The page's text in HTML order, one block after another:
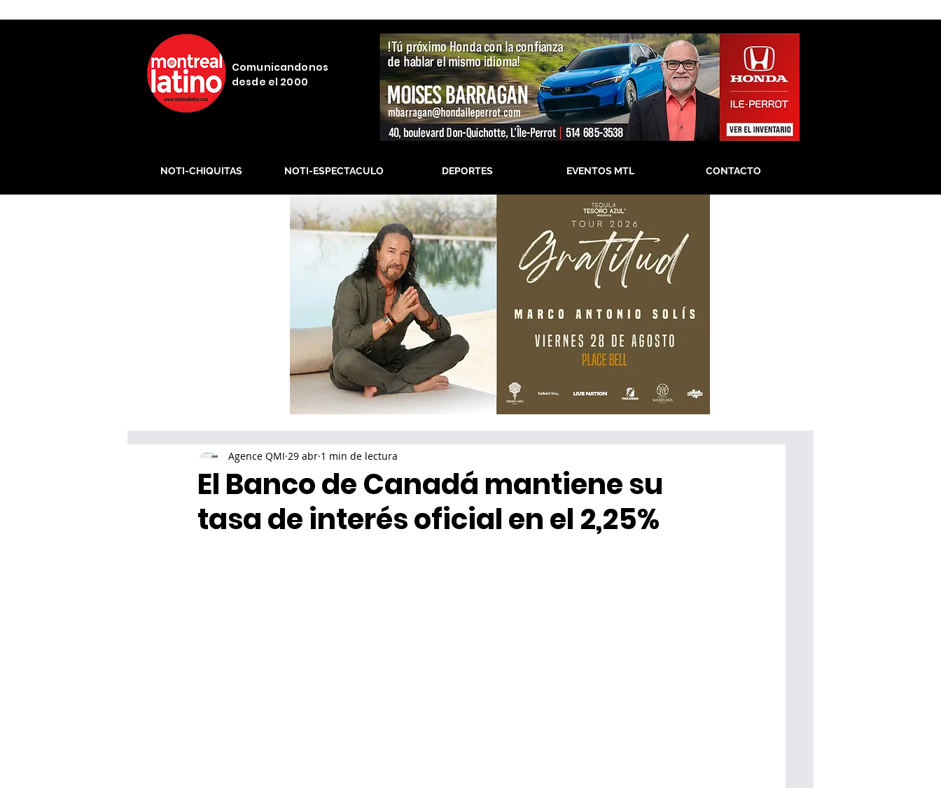
Comunicandonos
desde el 2000
NOTI-CHIQUITAS NOTI-ESPECTACULO DEPORTES EVENTOS MTL CONTACTO
El Banco de Canadá mantiene su
tasa de interés oficial en el 2,25%
Agence QMI 29 abr 1 min de lectura